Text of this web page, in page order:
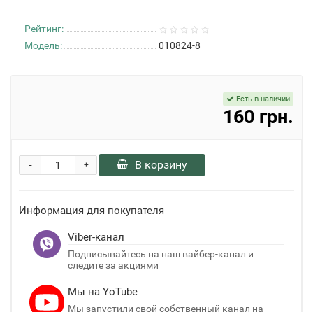
Рейтинг:
Модель:
010824-8
Есть в наличии
160 грн.
+
- В корзину
Информация для покупателя
Viber-канал
Подписывайтесь на наш вайбер-канал и
следите за акциями
Мы на YoTube
Мы запустили свой собственный канал на